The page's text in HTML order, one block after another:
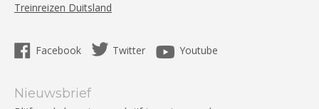
Treinreizen Duitsland
Facebook Twitter Youtube
Nieuwsbrief